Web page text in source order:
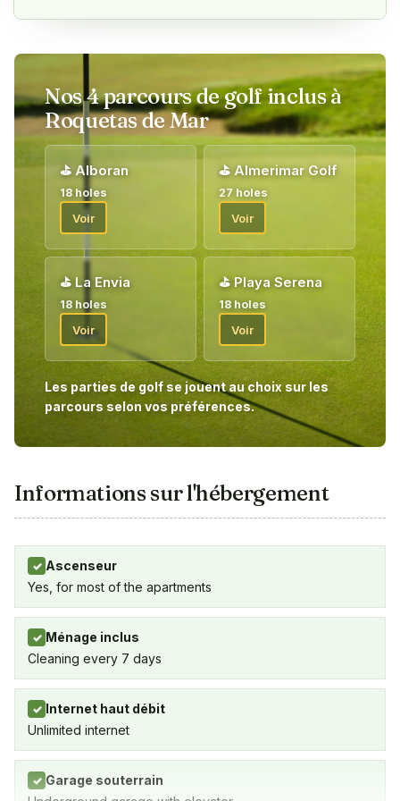
À l'arrivée, vous recevrez toutes les informations concernant
les parties de golf de notre animateur golf sur place.
Bienvenue !
Nos 4 parcours de golf inclus à
Roquetas de Mar
⛳ Alboran
18 holes
Voir
⛳ Almerimar Golf
27 holes
Voir
⛳ La Envia
18 holes
Voir
⛳Playa Serena
18 holes
Voir
Les parties de golf se jouent au choix sur les
parcours selon vos préférences.
Informations sur l'hébergement
✓ Ascenseur
Yes, for most of the apartments
✓ Ménage inclus
Cleaning every 7 days
✓ Internet haut débit
Unlimited internet
✓ Garage souterrain